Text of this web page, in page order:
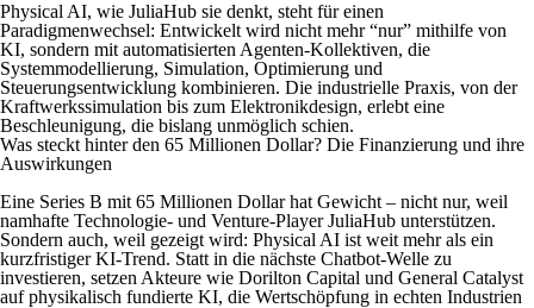
Physical AI, wie JuliaHub sie denkt, steht für einen
Paradigmenwechsel: Entwickelt wird nicht mehr “nur” mithilfe von
KI, sondern mit automatisierten Agenten-Kollektiven, die
Systemmodellierung, Simulation, Optimierung und
Steuerungsentwicklung kombinieren. Die industrielle Praxis, von der
Kraftwerkssimulation bis zum Elektronikdesign, erlebt eine
Beschleunigung, die bislang unmöglich schien.
Was steckt hinter den 65 Millionen Dollar? Die Finanzierung und ihre
Auswirkungen
Eine Series B mit 65 Millionen Dollar hat Gewicht – nicht nur, weil
namhafte Technologie- und Venture-Player JuliaHub unterstützen.
Sondern auch, weil gezeigt wird: Physical AI ist weit mehr als ein
kurzfristiger KI-Trend. Statt in die nächste Chatbot-Welle zu
investieren, setzen Akteure wie Dorilton Capital und General Catalyst
auf physikalisch fundierte KI, die Wertschöpfung in echten Industrien